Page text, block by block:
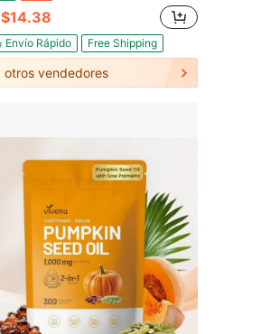
$14.38
Envío Rápido Free Shipping
otros vendedores